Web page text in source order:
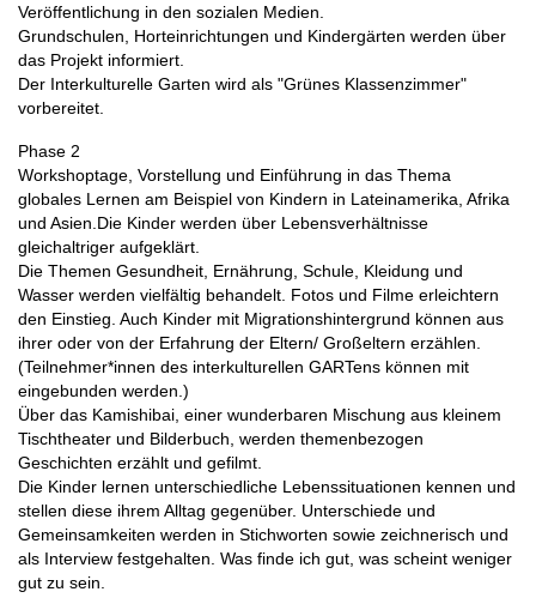
Veröffentlichung in den sozialen Medien.
Grundschulen, Horteinrichtungen und Kindergärten werden über
das Projekt informiert.
Der Interkulturelle Garten wird als "Grünes Klassenzimmer"
vorbereitet.
Phase 2
Workshoptage, Vorstellung und Einführung in das Thema
globales Lernen am Beispiel von Kindern in Lateinamerika, Afrika
und Asien.Die Kinder werden über Lebensverhältnisse
gleichaltriger aufgeklärt.
Die Themen Gesundheit, Ernährung, Schule, Kleidung und
Wasser werden vielfältig behandelt. Fotos und Filme erleichtern
den Einstieg. Auch Kinder mit Migrationshintergrund können aus
ihrer oder von der Erfahrung der Eltern/ Großeltern erzählen.
(Teilnehmer*innen des interkulturellen GARTens können mit
eingebunden werden.)
Über das Kamishibai, einer wunderbaren Mischung aus kleinem
Tischtheater und Bilderbuch, werden themenbezogen
Geschichten erzählt und gefilmt.
Die Kinder lernen unterschiedliche Lebenssituationen kennen und
stellen diese ihrem Alltag gegenüber. Unterschiede und
Gemeinsamkeiten werden in Stichworten sowie zeichnerisch und
als Interview festgehalten. Was finde ich gut, was scheint weniger
gut zu sein.